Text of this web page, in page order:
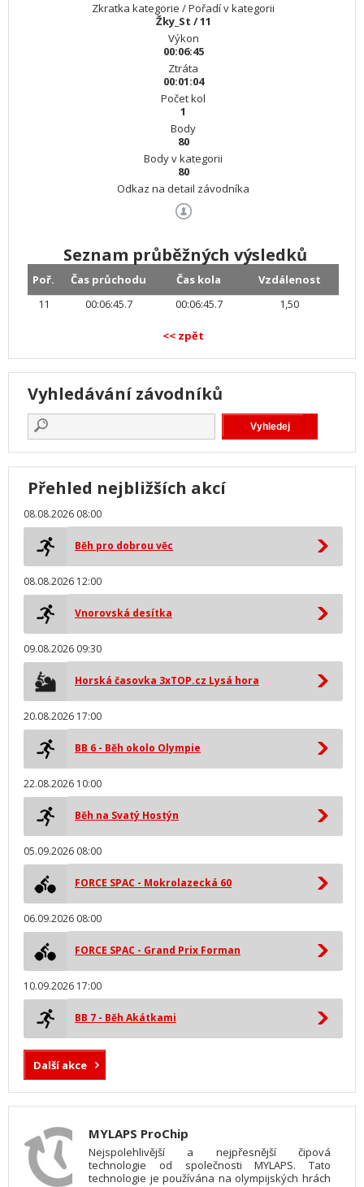
Zkratka kategorie / Pořadí v kategorii
Žky_St / 11
Výkon
00:06:45
Ztráta
00:01:04
Počet kol
1
Body
80
Body v kategorii
80
Odkaz na detail závodníka
Seznam průběžných výsledků
Poř. Čas průchodu Čas kola
Vzdálenost
11
00:06:45.7 00:06:45.7 1,50
<< zpět
Vyhledávání závodníků
Přehled nejbližších akcí
08.08.2026 08:00
Běh pro dobrou věc
08.08.2026 12:00
Vnorovská desítka
09.08.2026 09:30
Horská časovka 3xTOP.cz Lysá hora
20.08.2026 17:00
BB 6 - Běh okolo Olympie
22.08.2026 10:00
Běh na Svatý Hostýn
05.09.2026 08:00
FORCE SPAC - Mokrolazecká 60
06.09.2026 08:00
FORCE SPAC - Grand Prix Forman
10.09.2026 17:00
BB 7 - Běh Akátkami
Další akce
MYLAPS ProChip
Nejspolehlivější a nejpřesnější čipová
technologie od společnosti MYLAPS. Tato
technologie je používána na olympijských hrách